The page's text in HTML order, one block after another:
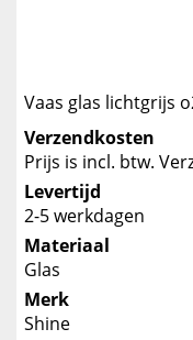
Vaas glas lichtgrijs
Verzendkosten
Prijs is incl. btw.
Levertijd
2-5 werkdagen
Materiaal
Glas
Merk
Shine